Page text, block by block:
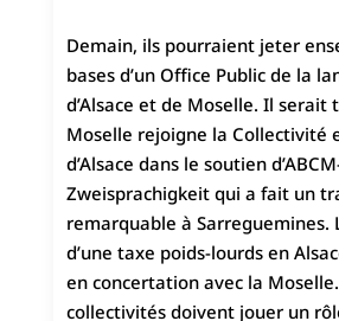
Demain, ils pourraient jeter
bases d’un Office Public de la
d’Alsace et de Moselle. Il serait
Moselle rejoigne la Collectivité
d’Alsace dans le soutien
Zweisprachigkeit qui a fait un
remarquable à Sarreguemines.
d’une taxe poids-lourds en
en concertation avec la
collectivités doivent jouer un